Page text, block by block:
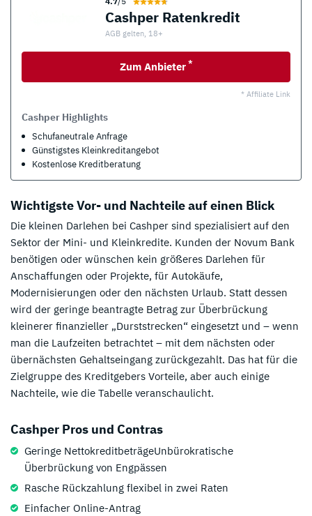
Cashper Ratenkredit
AGB gelten, 18+
Zum Anbieter *
* Affiliate Link
Cashper Highlights
Schufaneutrale Anfrage
Günstigstes Kleinkreditangebot
Kostenlose Kreditberatung
Wichtigste Vor- und Nachteile auf einen Blick
Die kleinen Darlehen bei Cashper sind spezialisiert auf den
Sektor der Mini- und Kleinkredite. Kunden der Novum Bank
benötigen oder wünschen kein größeres Darlehen für
Anschaffungen oder Projekte, für Autokäufe,
Modernisierungen oder den nächsten Urlaub. Statt dessen
wird der geringe beantragte Betrag zur Überbrückung
kleinerer finanzieller „Durststrecken“ eingesetzt und – wenn
man die Laufzeiten betrachtet – mit dem nächsten oder
übernächsten Gehaltseingang zurückgezahlt. Das hat für die
Zielgruppe des Kreditgebers Vorteile, aber auch einige
Nachteile, wie die Tabelle veranschaulicht.
Cashper Pros und Contras
Geringe NettokreditbeträgeUnbürokratische
Überbrückung von Engpässen
Rasche Rückzahlung flexibel in zwei Raten
Einfacher Online-Antrag